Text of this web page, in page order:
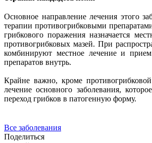
Основное направление лечения этого
терапии противогрибковыми
грибкового поражения назначается
противогрибковых мазей. При
комбинируют местное лечение и
препаратов внутрь.
Крайне важно, кроме
лечение основного заболевания,
переход грибков в патогенную форму.
Все заболевания
Поделиться